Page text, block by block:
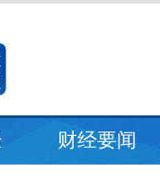
财经要闻